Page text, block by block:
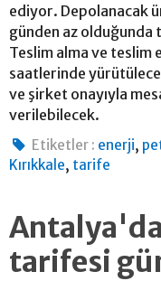
ediyor. Depolanacak
günden az
Teslim alma ve teslim
saatlerinde
ve şirket onayıyla
verilebilecek.
Etiketler : enerji,
Kırıkkale, tarife
tarifesi